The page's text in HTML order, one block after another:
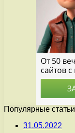
Популярные статьи
31.05.2022